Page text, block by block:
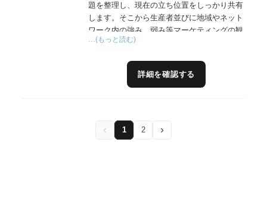
④ JGAPや食品安全、情報セキュリティマネ
ジメントシステムの構築及び監査業務の支援
ISO9001、22000、ISMS及びJGAP審査員資
ジメントシステム審査の知見を活かすことが
当方は、ウェブ解析ツールを駆使したデータ
の見方を支援し、「お客様は誰なのか？」
題を整理し、現在の立ち位置をしっかり共有
します。そこから生産者並びに地域やネット
ワーク内の強み、弱み等マーケティングの観
点から課題の優先順位を決めインパクトの高
内プロジェクト）の企画立案し実践していき
ます。また同時に私の強みである生産分野の
す。また、私の海外ネットワークから海外輸
…(もっと読む)
詳細を確認する
‹ 1 2 ›